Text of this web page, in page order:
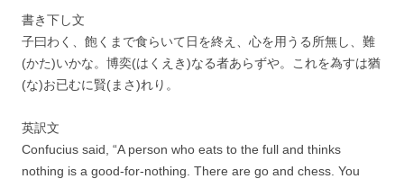
書き下し文
子曰わく、飽くまで食らいて日を終え、心を用うる所無し、難
(かた)いかな。博奕(はくえき)なる者あらずや。これを為すは猶
(な)お已むに賢(まさ)れり。
英訳文
Confucius said, “A person who eats to the full and thinks
nothing is a good-for-nothing. There are go and chess. You